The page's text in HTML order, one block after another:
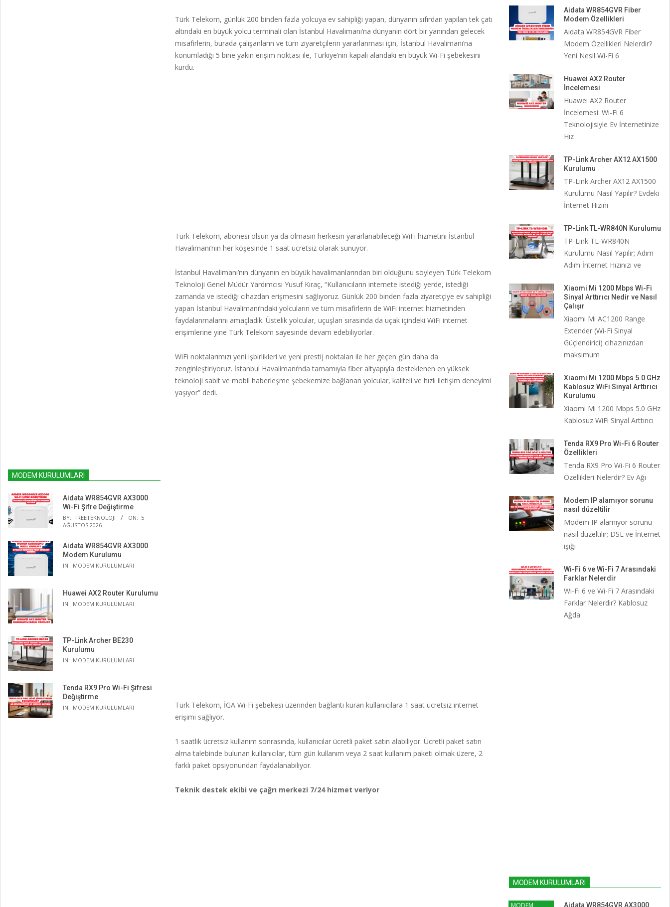
Türk Telekom, günlük 200 binden fazla yolcuya ev sahipliği yapan, dünyanın sıfırdan yapılan tek çatı
altındaki en büyük yolcu terminali olan İstanbul Havalimanı’na dünyanın dört bir yanından gelecek
misafirlerin, burada çalışanların ve tüm ziyaretçilerin yararlanması için, İstanbul Havalimanı’na
konumladığı 5 bine yakın erişim noktası ile, Türkiye’nin kapalı alandaki en büyük Wi-Fi şebekesini
kurdu.
Türk Telekom, abonesi olsun ya da olmasın herkesin yararlanabileceği WiFi hizmetini İstanbul
Havalimanı’nın her köşesinde 1 saat ücretsiz olarak sunuyor.
İstanbul Havalimanı’nın dünyanın en büyük havalimanlarından biri olduğunu söyleyen Türk Telekom
Teknoloji Genel Müdür Yardımcısı Yusuf Kıraç, “Kullanıcıların internete istediği yerde, istediği
zamanda ve istediği cihazdan erişmesini sağlıyoruz. Günlük 200 binden fazla ziyaretçiye ev sahipliği
yapan İstanbul Havalimanı’ndaki yolcuların ve tüm misafirlerin de WiFi internet hizmetinden
faydalanmalarını amaçladık. Üstelik yolcular, uçuşları sırasında da uçak içindeki WiFi internet
erişimlerine yine Türk Telekom sayesinde devam edebiliyorlar.
WiFi noktalarımızı yeni işbirlikleri ve yeni prestij noktaları ile her geçen gün daha da
zenginleştiriyoruz. İstanbul Havalimanı’nda tamamıyla fiber altyapıyla desteklenen en yüksek
teknoloji sabit ve mobil haberleşme şebekemize bağlanan yolcular, kaliteli ve hızlı iletişim deneyimi
yaşıyor” dedi.
Türk Telekom, İGA Wi-Fi şebekesi üzerinden bağlantı kuran kullanıcılara 1 saat ücretsiz internet
erişimi sağlıyor.
1 saatlik ücretsiz kullanım sonrasında, kullanıcılar ücretli paket satın alabiliyor. Ücretli paket satın
alma talebinde bulunan kullanıcılar, tüm gün kullanım veya 2 saat kullanım paketi olmak üzere, 2
farklı paket opsiyonundan faydalanabiliyor.
Teknik destek ekibi ve çağrı merkezi 7/24 hizmet veriyor
MODEM KURULUMLARI
Aidata WR854GVR AX3000
Wi-Fi Şifre Değiştirme
BY: FREETEKNOLOJI ON: 5
AĞUSTOS 2026
Aidata WR854GVR AX3000
Modem Kurulumu
IN: MODEM KURULUMLARI
Huawei AX2 Router Kurulumu
IN: MODEM KURULUMLARI
TP-Link Archer BE230
Kurulumu
IN: MODEM KURULUMLARI
Tenda RX9 Pro Wi-Fi Şifresi
Değiştirme
IN: MODEM KURULUMLARI
Aidata WR854GVR Fiber
Modem Özellikleri
Aidata WR854GVR Fiber
Modem Özellikleri Nelerdir?
Yeni Nesil Wi-Fi 6
Huawei AX2 Router
İncelemesi
Huawei AX2 Router
İncelemesi: Wi-Fi 6
Teknolojisiyle Ev İnternetinize
Hız
TP-Link Archer AX12 AX1500
Kurulumu
TP-Link Archer AX12 AX1500
Kurulumu Nasıl Yapılır? Evdeki
İnternet Hızını
TP-Link TL-WR840N Kurulumu
TP-Link TL-WR840N
Kurulumu Nasıl Yapılır; Adım
Adım İnternet Hızınızı ve
Xiaomi Mi 1200 Mbps Wi-Fi
Sinyal Arttırıcı Nedir ve Nasıl
Çalışır
Xiaomi Mi AC1200 Range
Extender (Wi-Fi Sinyal
Güçlendirici) cihazınızdan
maksimum
Xiaomi Mi 1200 Mbps 5.0 GHz
Kablosuz WiFi Sinyal Arttırıcı
Kurulumu
Xiaomi Mi 1200 Mbps 5.0 GHz
Kablosuz WiFi Sinyal Arttırıcı
Tenda RX9 Pro Wi-Fi 6 Router
Özellikleri
Tenda RX9 Pro Wi-Fi 6 Router
Özellikleri Nelerdir? Ev Ağı
Modem IP alamıyor sorunu
nasıl düzeltilir
Modem IP alamıyor sorunu
nasıl düzeltilir; DSL ve İnternet
ışığı
Wi-Fi 6 ve Wi-Fi 7 Arasındaki
Farklar Nelerdir
Wi-Fi 6 ve Wi-Fi 7 Arasındaki
Farklar Nelerdir? Kablosuz
Ağda
MODEM KURULUMLARI
MODEM Aidata WR854GVR AX3000